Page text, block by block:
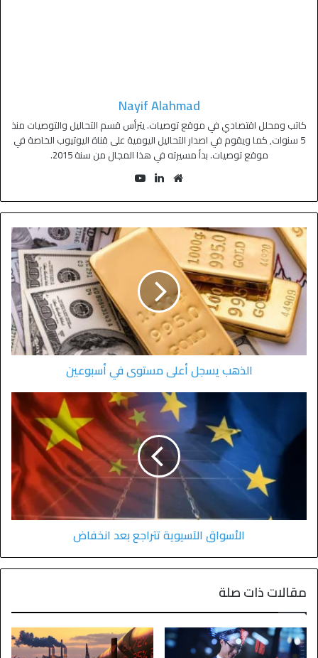
Nayif Alahmad
كاتب ومحلل اقتصادي في موقع توصيات. يترأس قسم التحاليل والتوصيات منذ
5 سنوات, كما ويقوم في اصدار التحاليل اليومية على قناة اليوتيوب الخاصة في
موقع توصيات. بدأ مسيرته في هذا المجال من سنة 2015.
الذهب يسجل أعلى مستوى في أسبوعين
الأسواق الآسيوية تتراجع بعد انخفاض
مقالات ذات صلة